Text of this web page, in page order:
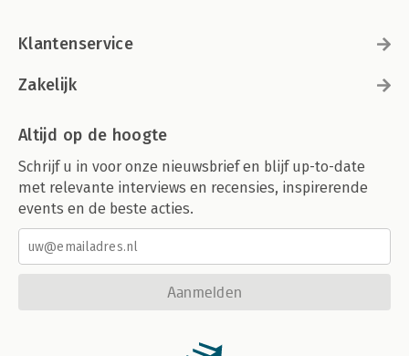
Klantenservice
Zakelijk
Altijd op de hoogte
Schrijf u in voor onze nieuwsbrief en blijf up-to-date
met relevante interviews en recensies, inspirerende
events en de beste acties.
Aanmelden